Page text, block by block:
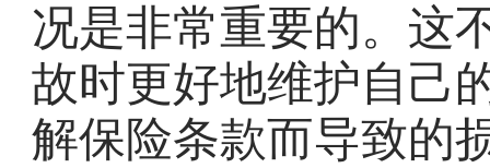
况是非常重要的。这
故时更好地维护自己
解保险条款而导致的